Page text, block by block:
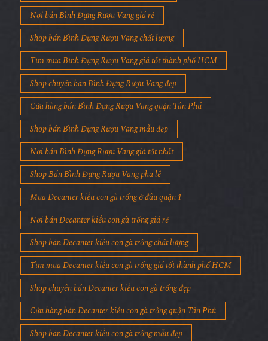
Nơi bán Bình Đựng Rượu Vang giá rẻ
Shop bán Bình Đựng Rượu Vang chất lượng
Tìm mua Bình Đựng Rượu Vang giá tốt thành phố HCM
Shop chuyên bán Bình Đựng Rượu Vang đẹp
Cửa hàng bán Bình Đựng Rượu Vang quận Tân Phú
Shop bán Bình Đựng Rượu Vang mẫu đẹp
Nơi bán Bình Đựng Rượu Vang giá tốt nhất
Shop Bán Bình Đựng Rượu Vang pha lê
Mua Decanter kiểu con gà trống ở đâu quận 1
Nơi bán Decanter kiểu con gà trống giá rẻ
Shop bán Decanter kiểu con gà trống chất lượng
Tìm mua Decanter kiểu con gà trống giá tốt thành phố HCM
Shop chuyên bán Decanter kiểu con gà trống đẹp
Cửa hàng bán Decanter kiểu con gà trống quận Tân Phú
Shop bán Decanter kiểu con gà trống mẫu đẹp